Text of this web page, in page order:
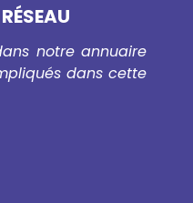
notre annuaire
dans cette